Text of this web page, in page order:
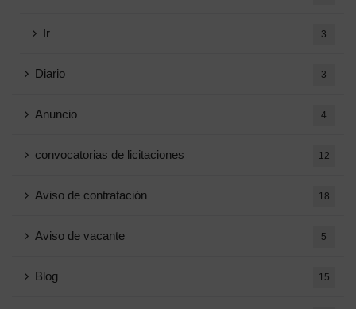
Ir 3
Diario 3
Anuncio 4
convocatorias de licitaciones 12
Aviso de contratación 18
Aviso de vacante 5
Blog 15